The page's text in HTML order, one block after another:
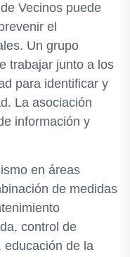
Vecinos puede
el
Un grupo
trabajar junto a los
para identificar y
La asociación
información y
en áreas
de medidas
control de
educación de la